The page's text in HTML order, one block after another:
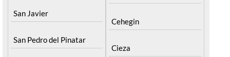
San Javier
San Pedro del Pinatar
Cehegin
Cieza